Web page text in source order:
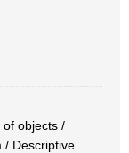
of objects /
/ Descriptive